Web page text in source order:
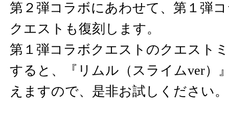
第２弾コラボにあわせて、第１弾
クエストも復刻します。
第１弾コラボクエストのクエスト
すると、『リムル（スライムver）
えますので、是非お試しください。